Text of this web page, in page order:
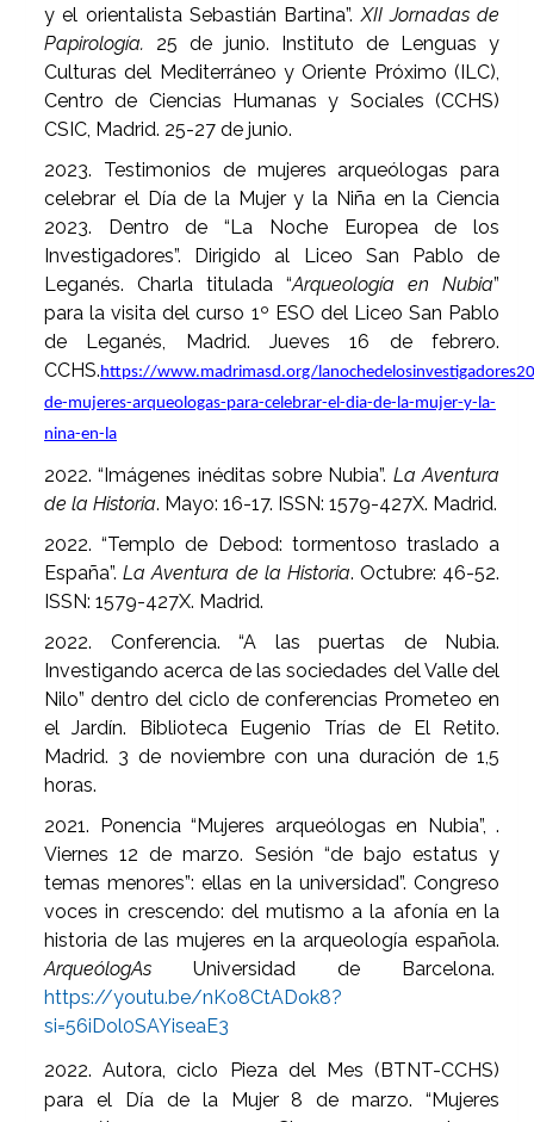
y el orientalista Sebastián Bartina”.XII Jornadas de
Papirología. 25 de junio. Instituto de Lenguas y
Culturas del Mediterráneo y Oriente Próximo (ILC),
Centro de Ciencias Humanas y Sociales (CCHS)
CSIC, Madrid. 25-27 de junio.
2023. Testimonios de mujeres arqueólogas para
celebrar el Día de la Mujer y la Niña en la Ciencia
2023. Dentro de “La Noche Europea de los
Investigadores”. Dirigido al Liceo San Pablo de
Leganés. Charla titulada “Arqueología en Nubia”
para la visita del curso 1º ESO del Liceo San Pablo
de Leganés, Madrid. Jueves 16 de febrero.
CCHS.https://www.madrimasd.org/
de-mujeres-arqueologas-para-celebrar-el-dia-de-la-mujer-y-la-
nina-en-la
2022. “Imágenes inéditas sobre Nubia”. La Aventura
de la Historia. Mayo: 16-17. ISSN: 1579-427X. Madrid.
2022. “Templo de Debod: tormentoso traslado a
España”.La Aventura de la Historia. Octubre: 46-52.
ISSN: 1579-427X. Madrid.
2022. Conferencia. “A las puertas de Nubia.
Investigando acerca de las sociedades del Valle del
Nilo” dentro del ciclo de conferencias Prometeo en
el Jardín. Biblioteca Eugenio Trías de El Retito.
Madrid. 3 de noviembre con una duración de 1,5
horas.
2021. Ponencia “Mujeres arqueólogas en Nubia”, .
Viernes 12 de marzo. Sesión “de bajo estatus y
temas menores”: ellas en la universidad”. Congreso
voces in crescendo: del mutismo a la afonía en la
historia de las mujeres en la arqueología española.
ArqueólogAs Universidad de Barcelona.
https://youtu.be/nKo8CtADok8?
si=56iDol0SAYiseaE3
2022. Autora, ciclo Pieza del Mes (BTNT-CCHS)
para el Día de la Mujer 8 de marzo. “Mujeres